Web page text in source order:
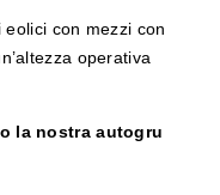
con mezzi con
operativa
la nostra autogru